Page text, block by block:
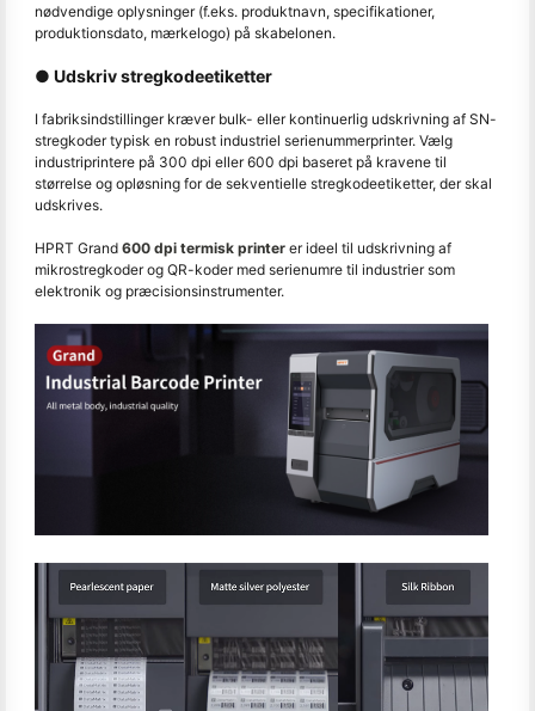
nødvendige oplysninger (f.eks. produktnavn, specifikationer,
produktionsdato, mærkelogo) på skabelonen.
● Udskriv stregkodeetiketter
I fabriksindstillinger kræver bulk- eller kontinuerlig udskrivning af SN-
stregkoder typisk en robust industriel serienummerprinter. Vælg
industriprintere på 300 dpi eller 600 dpi baseret på kravene til
størrelse og opløsning for de sekventielle stregkodeetiketter, der skal
udskrives.
HPRT Grand 600 dpi termisk printer er ideel til udskrivning af
mikrostregkoder og QR-koder med serienumre til industrier som
elektronik og præcisionsinstrumenter.